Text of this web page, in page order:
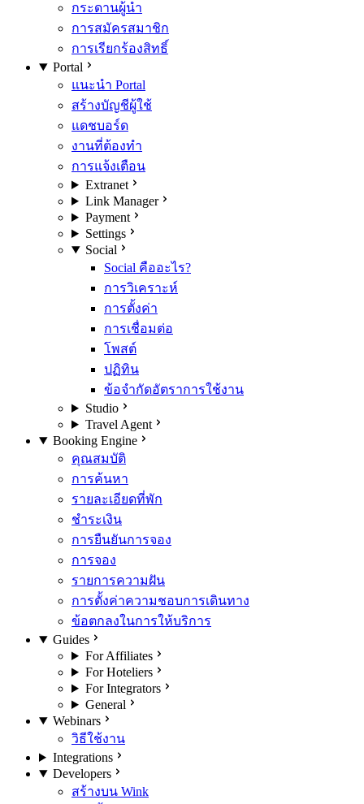
กระดานผู้นำ
การสมัครสมาชิก
การเรียกร้องสิทธิ์
Portal
แนะนำ Portal
สร้างบัญชีผู้ใช้
แดชบอร์ด
งานที่ต้องทำ
การแจ้งเตือน
Extranet
Link Manager
Payment
Settings
Social
Social คืออะไร?
การวิเคราะห์
การตั้งค่า
การเชื่อมต่อ
โพสต์
ปฏิทิน
ข้อจำกัดอัตราการใช้งาน
Studio
Travel Agent
Booking Engine
คุณสมบัติ
การค้นหา
รายละเอียดที่พัก
ชำระเงิน
การยืนยันการจอง
การจอง
รายการความฝัน
การตั้งค่าความชอบการเดินทาง
ข้อตกลงในการให้บริการ
Guides
For Affiliates
For Hoteliers
For Integrators
General
Webinars
วิธีใช้งาน
Integrations
Developers
สร้างบน Wink